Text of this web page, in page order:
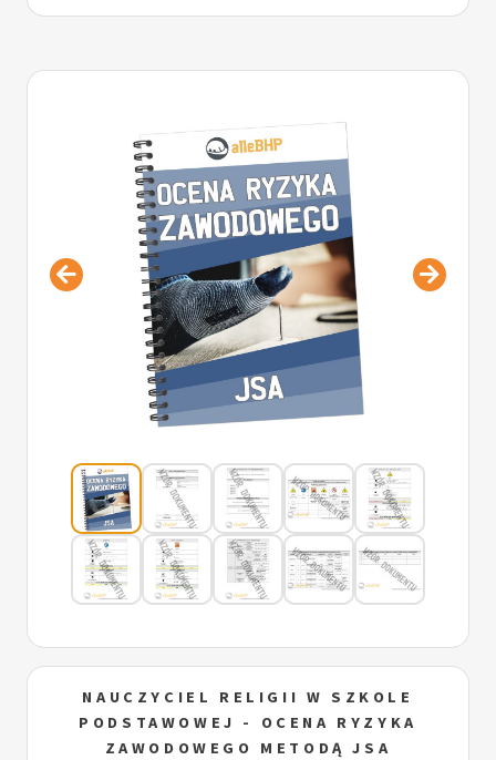
NAUCZYCIEL RELIGII W SZKOLE
PODSTAWOWEJ - OCENA RYZYKA
ZAWODOWEGO METODĄ JSA